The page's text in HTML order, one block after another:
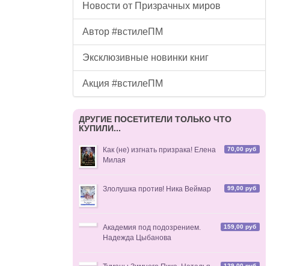
Новости от Призрачных миров
Автор #встилеПМ
Эксклюзивные новинки книг
Акция #встилеПМ
ДРУГИЕ ПОСЕТИТЕЛИ ТОЛЬКО ЧТО
КУПИЛИ...
70,00 руб
Как (не) изгнать призрака! Елена
Милая
99,00 руб
Злолушка против! Ника Веймар
159,00 руб
Академия под подозрением.
Надежда Цыбанова